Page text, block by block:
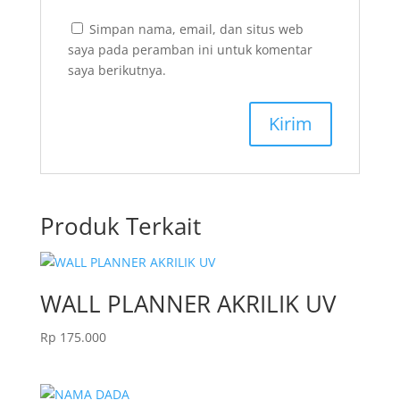
Simpan nama, email, dan situs web
saya pada peramban ini untuk komentar
saya berikutnya.
Produk Terkait
WALL PLANNER AKRILIK UV
Rp 175.000